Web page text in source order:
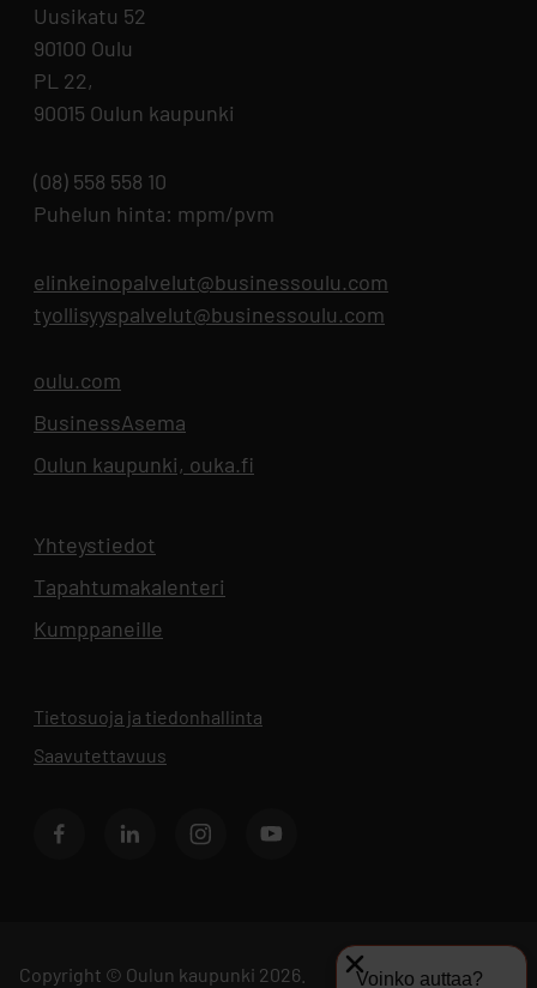
Uusikatu 52
90100 Oulu
PL 22,
90015 Oulun kaupunki
(08) 558 558 10
Puhelun hinta: mpm/pvm
elinkeinopalvelut@businessoulu.com
tyollisyyspalvelut@businessoulu.com
oulu.com
BusinessAsema
Oulun kaupunki, ouka.fi
Yhteystiedot
Tapahtumakalenteri
Kumppaneille
Tietosuoja ja tiedonhallinta
Saavutettavuus
FacebookLinkedIn InstagramYoutube
Copyright © Oulun kaupunki 2026. Voinko auttaa?